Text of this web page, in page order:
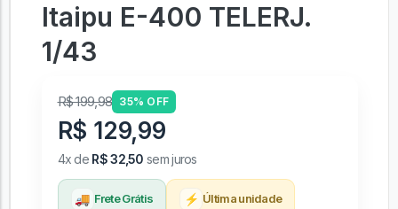
Itaipu E-400 TELERJ.
1/43
R$ 199,98 35% OFF
R$ 129,99
4x de R$ 32,50 sem juros
🚚 Frete Grátis ⚡ Última unidade